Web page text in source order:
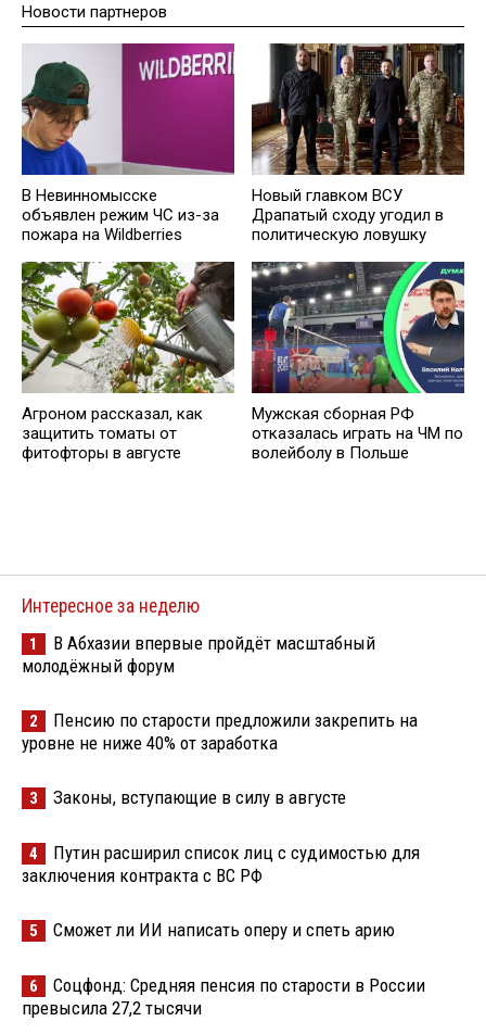
Новости партнеров
В Невинномысске
объявлен режим ЧС из-за
пожара на Wildberries
Новый главком ВСУ
Драпатый сходу угодил в
политическую ловушку
Агроном рассказал, как
защитить томаты от
фитофторы в августе
Мужская сборная РФ
отказалась играть на ЧМ по
волейболу в Польше
Интересное за неделю
1
В Абхазии впервые пройдёт масштабный
молодёжный форум
2
Пенсию по старости предложили закрепить на
уровне не ниже 40% от заработка
3 Законы, вступающие в силу в августе
4
Путин расширил список лиц с судимостью для
заключения контракта с ВС РФ
5 Сможет ли ИИ написать оперу и спеть арию
6
Соцфонд: Средняя пенсия по старости в России
превысила 27,2 тысячи